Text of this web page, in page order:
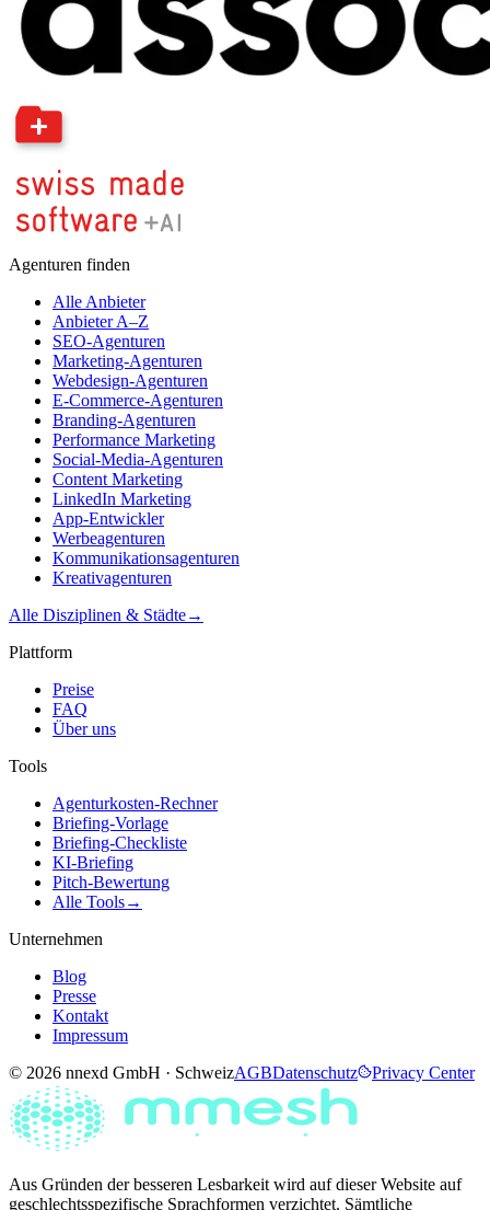
Agenturen finden
Alle Anbieter
Anbieter A–Z
SEO-Agenturen
Marketing-Agenturen
Webdesign-Agenturen
E-Commerce-Agenturen
Branding-Agenturen
Performance Marketing
Social-Media-Agenturen
Content Marketing
LinkedIn Marketing
App-Entwickler
Werbeagenturen
Kommunikationsagenturen
Kreativagenturen
Alle Disziplinen & Städte→
Plattform
Preise
FAQ
Über uns
Tools
Agenturkosten-Rechner
Briefing-Vorlage
Briefing-Checkliste
KI-Briefing
Pitch-Bewertung
Alle Tools→
Unternehmen
Blog
Presse
Kontakt
Impressum
© 2026 nnexd GmbH · SchweizAGBDatenschutz Privacy Center
Aus Gründen der besseren Lesbarkeit wird auf dieser Website auf
geschlechtsspezifische Sprachformen verzichtet. Sämtliche